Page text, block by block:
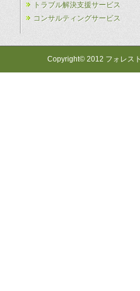
トラブル解決支援サービス
コンサルティングサービス
Copyright© 2012 フォレス